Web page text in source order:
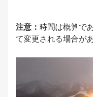
注意： 時間は概算で
て変更される場合が